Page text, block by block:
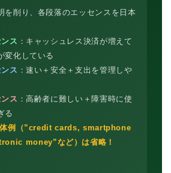
を削り、各段落のエッセンスを日本
ス ：キャッシュレス決済が増えて
変化している
ス ：速い＋安全＋支出を管理しや
ス ：高齢者に難しい＋障害時に使
る
体例（”credit cards, smartphone
money”など）は省略！